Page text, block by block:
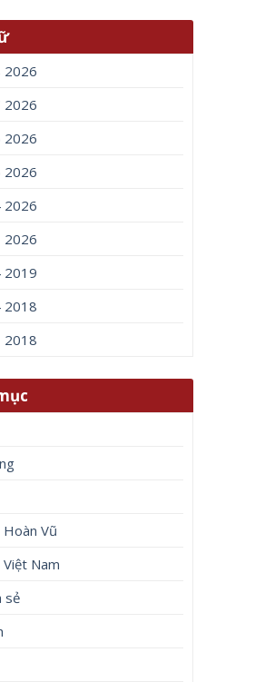
2026
2026
2026
2026
2026
2026
2019
2018
2018
Hoàn Vũ
Nam
sẻ